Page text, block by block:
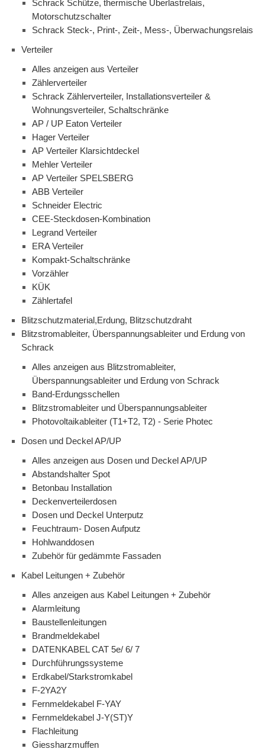
Schrack Schütze, thermische Überlastrelais,
Motorschutzschalter
Schrack Steck-, Print-, Zeit-, Mess-, Überwachungsrelais
Verteiler
Alles anzeigen aus Verteiler
Zählerverteiler
Schrack Zählerverteiler, Installationsverteiler &
Wohnungsverteiler, Schaltschränke
AP / UP Eaton Verteiler
Hager Verteiler
AP Verteiler Klarsichtdeckel
Mehler Verteiler
AP Verteiler SPELSBERG
ABB Verteiler
Schneider Electric
CEE-Steckdosen-Kombination
Legrand Verteiler
ERA Verteiler
Kompakt-Schaltschränke
Vorzähler
KÜK
Zählertafel
Blitzschutzmaterial,Erdung, Blitzschutzdraht
Blitzstromableiter, Überspannungsableiter und Erdung von
Schrack
Alles anzeigen aus Blitzstromableiter,
Überspannungsableiter und Erdung von Schrack
Band-Erdungsschellen
Blitzstromableiter und Überspannungsableiter
Photovoltaikableiter (T1+T2, T2) - Serie Photec
Dosen und Deckel AP/UP
Alles anzeigen aus Dosen und Deckel AP/UP
Abstandshalter Spot
Betonbau Installation
Deckenverteilerdosen
Dosen und Deckel Unterputz
Feuchtraum- Dosen Aufputz
Hohlwanddosen
Zubehör für gedämmte Fassaden
Kabel Leitungen + Zubehör
Alles anzeigen aus Kabel Leitungen + Zubehör
Alarmleitung
Baustellenleitungen
Brandmeldekabel
DATENKABEL CAT 5e/ 6/ 7
Durchführungssysteme
Erdkabel/Starkstromkabel
F-2YA2Y
Fernmeldekabel F-YAY
Fernmeldekabel J-Y(ST)Y
Flachleitung
Giessharzmuffen